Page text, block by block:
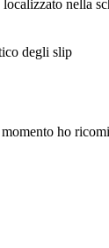
nella
degli slip
ho